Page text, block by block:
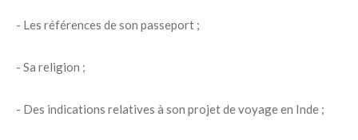
- Les références de son passeport ;
- Sa religion ;
- Des indications relatives à son projet de voyage en Inde ;